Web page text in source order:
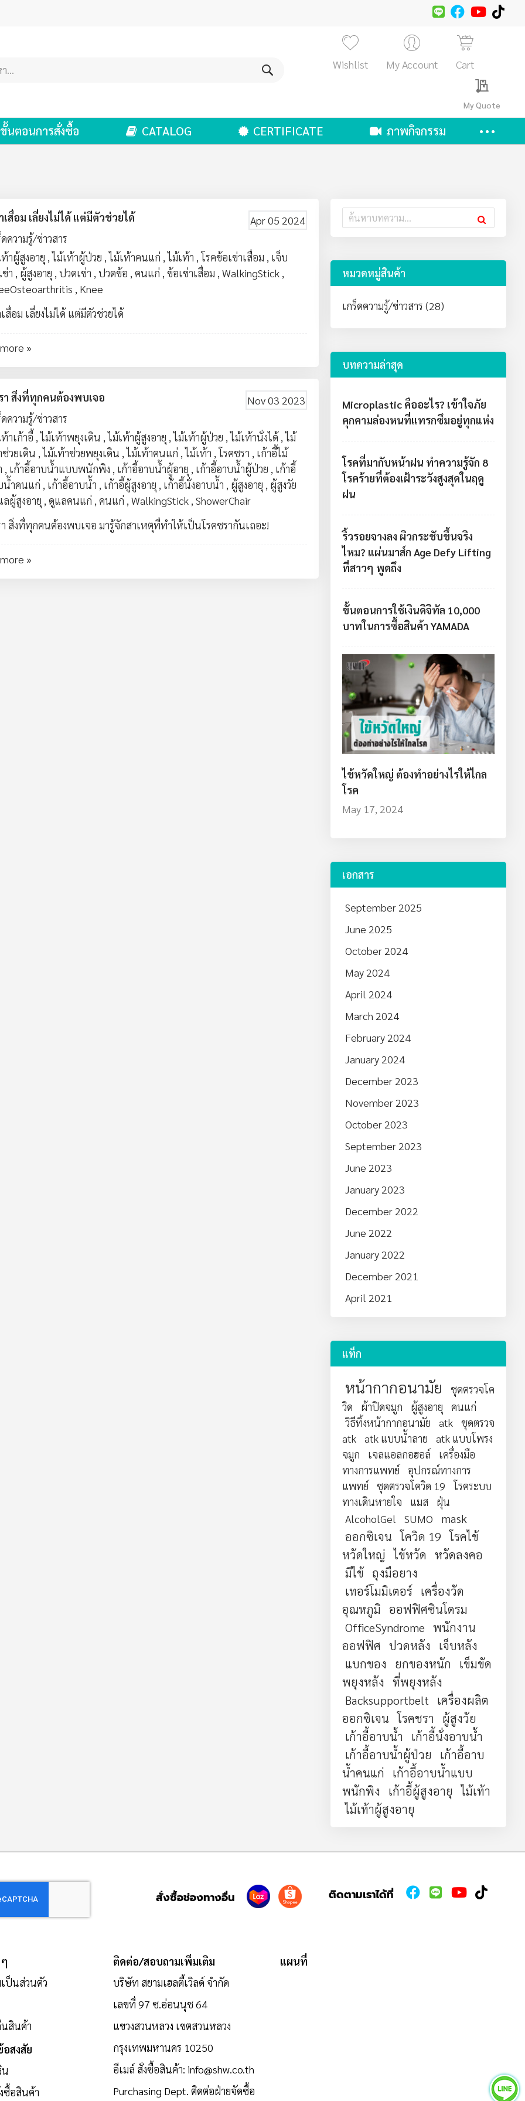
My Quote
Wishlist My Account Cart
ขั้นตอนการสั่งซื้อ CATALOG CERTIFICATE ภาพกิจกรรม
Apr 05 2024
เสื่อม เลี่ยงไม่ได้ แต่มีตัวช่วยได้
ความรู้/ข่าวสาร
าผู้สูงอายุ ,ไม้เท้าผู้ป่วย ,ไม้เท้าคนแก่ ,ไม้เท้า ,โรคข้อเข่าเสื่อม , เจ็บ
า , ผู้สูงอายุ , ปวดเข่า , ปวดข้อ , คนแก่ , ข้อเข่าเสื่อม , WalkingStick,
, Knee
สื่อม เลี่ยงไม่ได้ แต่มีตัวช่วยได้
»
Nov 03 2023
า สิ่งที่ทุกคนต้องพบเจอ
ความรู้/ข่าวสาร
าเก้าอี้ ,ไม้เท้าพยุงเดิน ,ไม้เท้าผู้สูงอายุ ,ไม้เท้าผู้ป่วย ,ไม้เท้านั่งได้,ไม้
ช่วยเดิน ,ไม้เท้าช่วยพยุงเดิน ,ไม้เท้าคนแก่ ,ไม้เท้า ,โรคชรา , เก้าอี้ไม้
, เก้าอี้อาบน้ำแบบพนักพิง , เก้าอี้อาบน้ำผูู้อายุ , เก้าอี้อาบน้ำผู้ป่วย , เก้าอี้
น้ำคนแก่ , เก้าอี้อาบน้ำ , เก้าอี้ผู้สูงอายุ , เก้าอี้นั่งอาบน้ำ , ผู้สูงอายุ , ผู้สูงวัย
ผู้สูงอายุ , ดูแลคนแก่ , คนแก่ , WalkingStick, ShowerChair
สิ่งที่ทุกคนต้องพบเจอ มารู้จักสาเหตุที่ทำให้เป็นโรคชรากันเถอะ!
»
หมวดหมู่สินค้า
เกร็ดความรู้/ข่าวสาร (28)
บทความล่าสุด
Microplastic คืออะไร? เข้าใจภัย
คุกคามล่องหนที่แทรกซึมอยู่ทุกแห่ง
โรคที่มากับหน้าฝน ทำความรู้จัก 8
โรคร้ายที่ต้องเฝ้าระวังสูงสุดในฤดู
ฝน
ริ้วรอยจางลง ผิวกระชับขึ้นจริง
ไหม? แผ่นมาส์ก Age Defy Lifting
ที่สาวๆ พูดถึง
ขั้นตอนการใช้เงินดิจิทัล 10,000
บาทในการซื้อสินค้า YAMADA
ไข้หวัดใหญ่ ต้องทำอย่างไรให้ไกล
โรค
May 17, 2024
เอกสาร
September 2025
June 2025
October 2024
May 2024
April 2024
March 2024
February 2024
January 2024
December 2023
November 2023
October 2023
September 2023
June 2023
January 2023
December 2022
June 2022
January 2022
December 2021
April 2021
แท็ก
หน้ากากอนามัย
ชุดตรวจโค
วิด
ผ้าปิดจมูก ผู้สูงอายุ
คนแก่
วิธีทิ้งหน้ากากอนามัย
atk
ชุดตรวจ
atk
atk แบบน้ำลาย
atk แบบโพรง
จมูก
เจลแอลกอฮอล์
เครื่องมือ
ทางการแพทย์
อุปกรณ์ทางการ
แพทย์
ชุดตรวจโควิด 19
โรคระบบ
ทางเดินหายใจ
แมส
ฝุ่น
AlcoholGel
SUMO
mask
ออกซิเจน โควิด 19 โรคไข้
หวัดใหญ่
ไข้หวัด
หวัดลงคอ
มีไข้ ถุงมือยาง
เทอร์โมมิเตอร์
เครื่องวัด
อุณหภูมิ ออฟฟิศซินโดรม
OfficeSyndrome พนักงาน
ออฟฟิศ ปวดหลัง
เจ็บหลัง
แบกของ
ยกของหนัก
เข็มขัด
พยุงหลัง
ที่พยุงหลัง
Backsupportbelt
เครื่องผลิต
ออกซิเจน โรคชรา
ผู้สูงวัย
เก้าอี้อาบน้ำ
เก้าอี้นั่งอาบน้ำ
เก้าอี้อาบน้ำผู้ป่วย
เก้าอี้อาบ
น้ำคนแก่
เก้าอี้อาบน้ำแบบ
พนักพิง
เก้าอี้ผู้สูงอายุ
ไม้เท้า
ไม้เท้าผู้สูงอายุ
สั่งซื้อช่องทางอื่น ติดตามเราได้ที่
ป็นส่วนตัว
นสินค้า
สงสัย
น
ซื้อสินค้า
ติดต่อ/สอบถามเพิ่มเติม
บริษัท สยามเฮลตี้เวิลด์ จำกัด
เลขที่ 97 ซ.อ่อนนุช 64
แขวงสวนหลวง เขตสวนหลวง
กรุงเทพมหานคร 10250
อีเมล์ สั่งซื้อสินค้า: info@shw.co.th
Purchasing Dept. ติดต่อฝ่ายจัดซื้อ
แผนที่